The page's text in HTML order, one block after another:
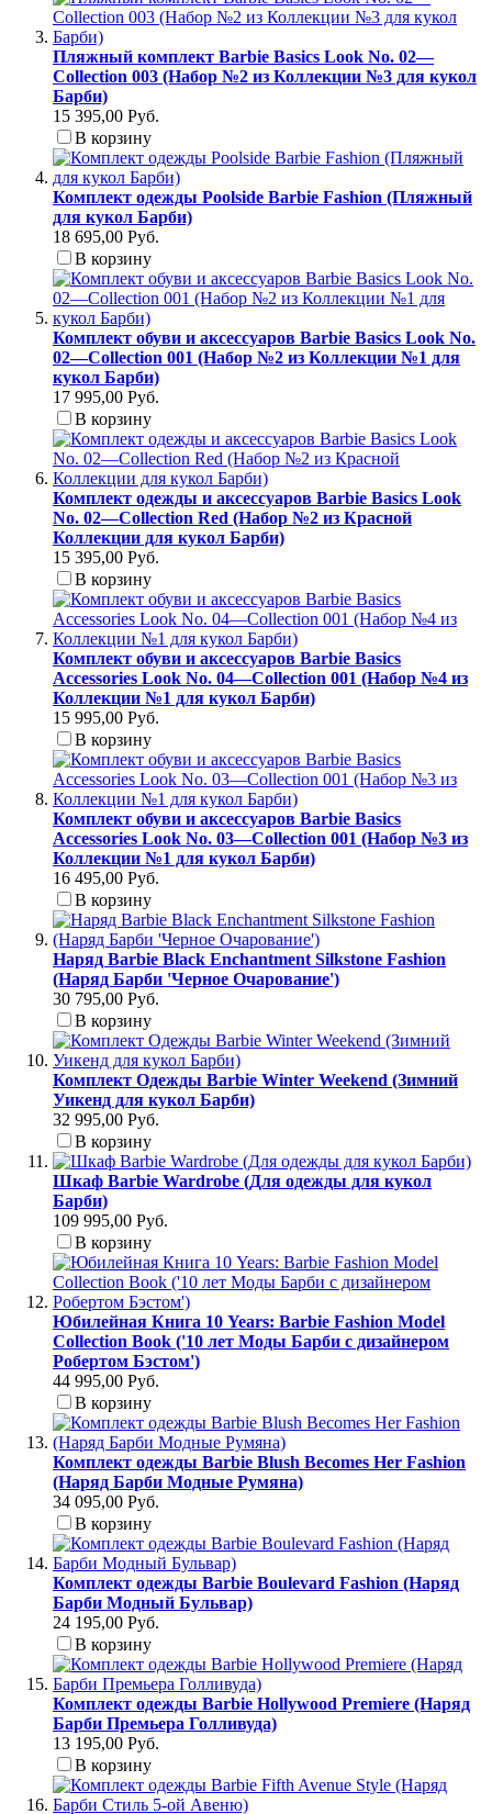
Пляжный комплект Barbie Basics Look No. 02—
Collection 003 (Набор №2 из Коллекции №3 для кукол
Барби)
15 395,00 Руб.
В корзину
Комплект одежды Poolside Barbie Fashion (Пляжный
для кукол Барби)
18 695,00 Руб.
В корзину
Комплект обуви и аксессуаров Barbie Basics Look No.
02—Collection 001 (Набор №2 из Коллекции №1 для
кукол Барби)
17 995,00 Руб.
В корзину
Комплект одежды и аксессуаров Barbie Basics Look
No. 02—Collection Red (Набор №2 из Красной
Коллекции для кукол Барби)
15 395,00 Руб.
В корзину
Комплект обуви и аксессуаров Barbie Basics
Accessories Look No. 04—Collection 001 (Набор №4 из
Коллекции №1 для кукол Барби)
15 995,00 Руб.
В корзину
Комплект обуви и аксессуаров Barbie Basics
Accessories Look No. 03—Collection 001 (Набор №3 из
Коллекции №1 для кукол Барби)
16 495,00 Руб.
В корзину
Наряд Barbie Black Enchantment Silkstone Fashion
(Наряд Барби 'Черное Очарование')
30 795,00 Руб.
В корзину
Комплект Одежды Barbie Winter Weekend (Зимний
Уикенд для кукол Барби)
32 995,00 Руб.
В корзину
Шкаф Barbie Wardrobe (Для одежды для кукол
Барби)
109 995,00 Руб.
В корзину
Юбилейная Книга 10 Years: Barbie Fashion Model
Collection Book ('10 лет Моды Барби с дизайнером
Робертом Бэстом')
44 995,00 Руб.
В корзину
Комплект одежды Barbie Blush Becomes Her Fashion
(Наряд Барби Модные Румяна)
34 095,00 Руб.
В корзину
Комплект одежды Barbie Boulevard Fashion (Наряд
Барби Модный Бульвар)
24 195,00 Руб.
В корзину
Комплект одежды Barbie Hollywood Premiere (Наряд
Барби Премьера Голливуда)
13 195,00 Руб.
В корзину